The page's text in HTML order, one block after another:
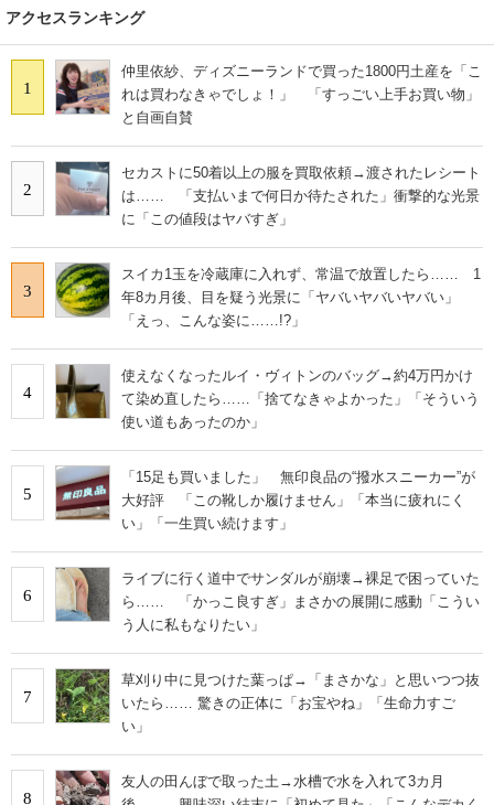
アクセスランキング
1
仲里依紗、ディズニーランドで買った1800円土産を「こ
れは買わなきゃでしょ！」 「すっごい上手お買い物」
と自画自賛
2
セカストに50着以上の服を買取依頼→渡されたレシート
は…… 「支払いまで何日か待たされた」衝撃的な光景
に「この値段はヤバすぎ」
3
スイカ1玉を冷蔵庫に入れず、常温で放置したら…… 1
年8カ月後、目を疑う光景に「ヤバいヤバいヤバい」
「えっ、こんな姿に……!?」
4
使えなくなったルイ・ヴィトンのバッグ→約4万円かけ
て染め直したら……「捨てなきゃよかった」「そういう
使い道もあったのか」
5
「15足も買いました」 無印良品の“撥水スニーカー”が
大好評 「この靴しか履けません」「本当に疲れにく
い」「一生買い続けます」
6
ライブに行く道中でサンダルが崩壊→裸足で困っていた
ら…… 「かっこ良すぎ」まさかの展開に感動「こうい
う人に私もなりたい」
7
草刈り中に見つけた葉っぱ→「まさかな」と思いつつ抜
いたら…… 驚きの正体に「お宝やね」「生命力すご
い」
8
友人の田んぼで取った土→水槽で水を入れて3カ月